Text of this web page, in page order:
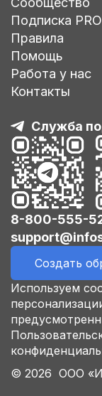
Подписка PRO
Правила
Помощь
Работа у нас
Контакты
Служба
8-800-555-
Создать
Используем
© 2026 ООО